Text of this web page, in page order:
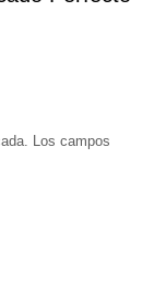
Los campos